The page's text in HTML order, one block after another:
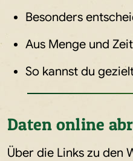
Besonders
Aus Menge und
So kannst du
Daten online
Über die Links zu den